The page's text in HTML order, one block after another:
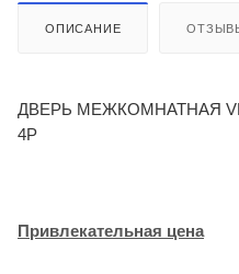
ОПИСАНИЕ
ДВЕРЬ МЕЖКОМНАТНАЯ
4P
Привлекательная цена